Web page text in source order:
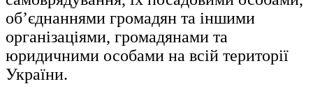
об’єднаннями громадян та іншими
організаціями, громадянами та
юридичними особами на всій території
України.